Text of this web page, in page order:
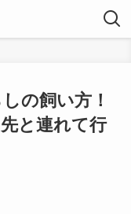
の飼い方！
と連れて行